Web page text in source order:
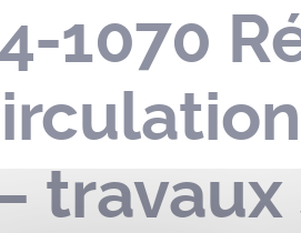
1070
travaux